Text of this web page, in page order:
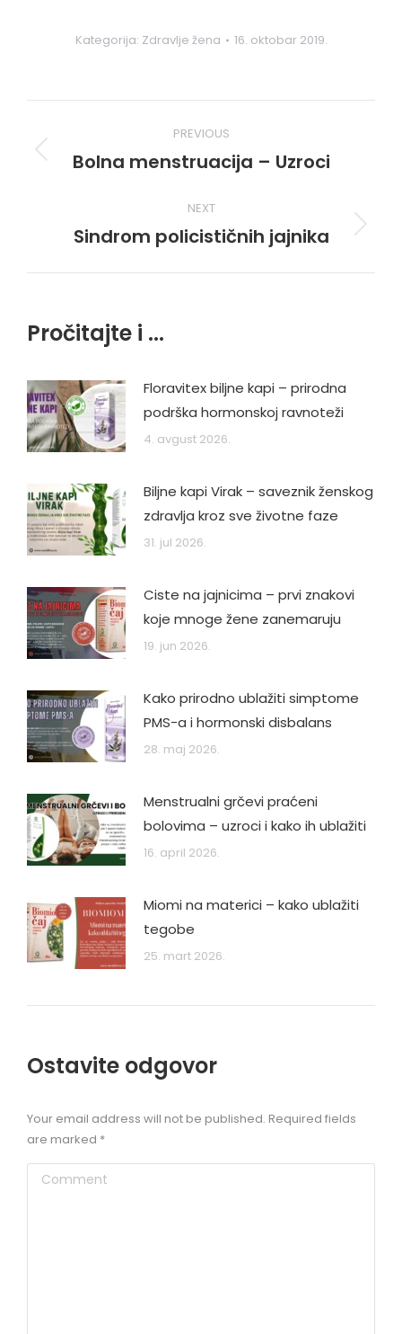
Kategorija: Zdravlje žena 16. oktobar 2019.
navigation
PREVIOUS
Previous
Bolna menstruacija – Uzroci
NEXT
Next
Sindrom policističnih jajnika
Pročitajte i ...
Floravitex biljne kapi – prirodna
podrška hormonskoj ravnoteži
4. avgust 2026.
Biljne kapi Virak – saveznik ženskog
zdravlja kroz sve životne faze
31. jul 2026.
Ciste na jajnicima – prvi znakovi
koje mnoge žene zanemaruju
19. jun 2026.
Kako prirodno ublažiti simptome
PMS-a i hormonski disbalans
28. maj 2026.
Menstrualni grčevi praćeni
bolovima – uzroci i kako ih ublažiti
16. april 2026.
Miomi na materici – kako ublažiti
tegobe
25. mart 2026.
Ostavite odgovor
Your email address will not be published. Required fields
are marked *
Comment